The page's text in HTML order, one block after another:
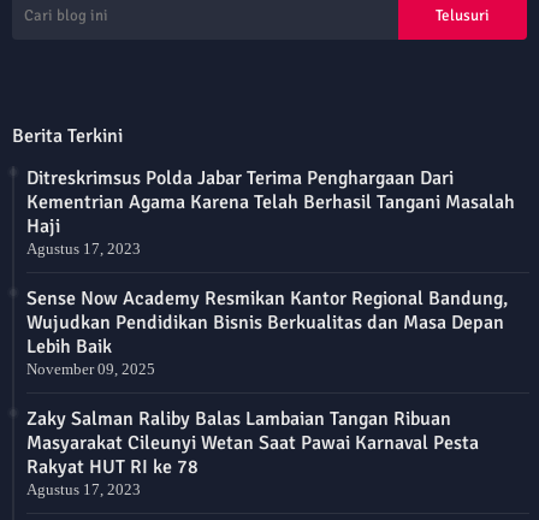
Berita Terkini
Ditreskrimsus Polda Jabar Terima Penghargaan Dari
Kementrian Agama Karena Telah Berhasil Tangani Masalah
Haji
Agustus 17, 2023
Sense Now Academy Resmikan Kantor Regional Bandung,
Wujudkan Pendidikan Bisnis Berkualitas dan Masa Depan
Lebih Baik
November 09, 2025
Zaky Salman Raliby Balas Lambaian Tangan Ribuan
Masyarakat Cileunyi Wetan Saat Pawai Karnaval Pesta
Rakyat HUT RI ke 78
Agustus 17, 2023